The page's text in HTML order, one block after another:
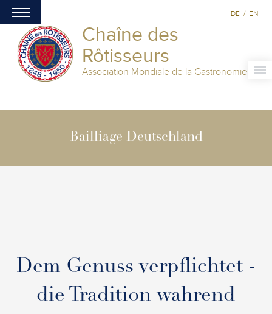
Chaîne des
Rôtisseurs
Association Mondiale de la Gastronomie
DE / EN
Bailliage Deutschland
Dem Genuss verpflichtet -
die Tradition wahrend